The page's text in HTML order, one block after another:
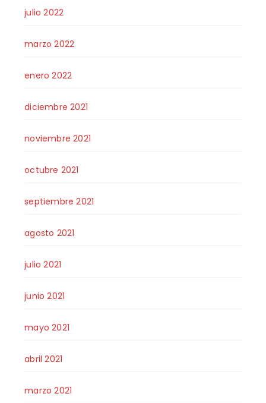
julio 2022
marzo 2022
enero 2022
diciembre 2021
noviembre 2021
octubre 2021
septiembre 2021
agosto 2021
julio 2021
junio 2021
mayo 2021
abril 2021
marzo 2021